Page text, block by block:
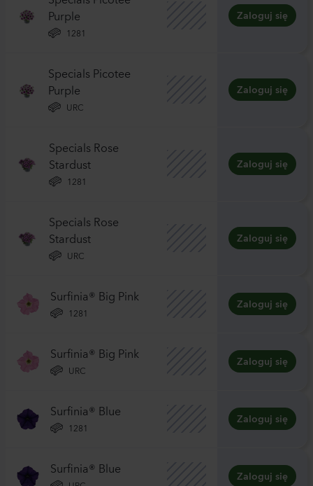
Purple
1281
Zaloguj się
Specials Picotee
Purple
URC
Zaloguj się
Specials Rose
Stardust
1281
Zaloguj się
Specials Rose
Stardust
URC
Zaloguj się
Surfinia® Big Pink
1281
Zaloguj się
Surfinia® Big Pink
URC
Zaloguj się
Surfinia® Blue
1281
Zaloguj się
Surfinia® Blue
Zaloguj się